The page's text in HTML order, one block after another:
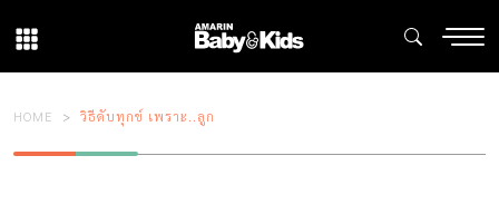
HOME วิธีดับทุกข์ เพราะ..ลูก